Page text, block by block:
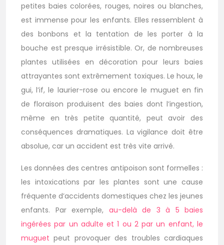
petites baies colorées, rouges, noires ou blanches,
est immense pour les enfants. Elles ressemblent à
des bonbons et la tentation de les porter à la
bouche est presque irrésistible. Or, de nombreuses
plantes utilisées en décoration pour leurs baies
attrayantes sont extrêmement toxiques. Le houx, le
gui, l’if, le laurier-rose ou encore le muguet en fin
de floraison produisent des baies dont l’ingestion,
même en très petite quantité, peut avoir des
conséquences dramatiques. La vigilance doit être
absolue, car un accident est très vite arrivé.
Les données des centres antipoison sont formelles :
les intoxications par les plantes sont une cause
fréquente d’accidents domestiques chez les jeunes
enfants. Par exemple, au-delà de 3 à 5 baies
ingérées par un adulte et 1 ou 2 par un enfant, le
muguet peut provoquer des troubles cardiaques